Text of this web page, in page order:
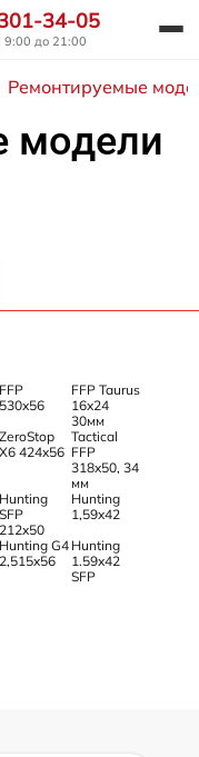
34-05
9:00 до 21:00
Ремонтируемые
модели
FFP
530x56
FFP Taurus
16x24
30мм
ZeroStop
X6 424x56
Tactical
FFP
318x50, 34
мм
Hunting
SFP
212x50
Hunting
1,59x42
Hunting G4
2,515x56
Hunting
1.59x42
SFP